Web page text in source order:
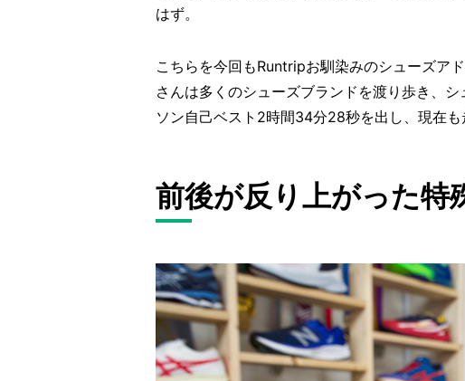
はず。
こちらを今回もRuntripお馴染みのシューズア
さんは多くのシューズブランドを渡り歩き、シ
ソン自己ベスト 2時間34分28秒を出し、現在も
前後が反り上がった特